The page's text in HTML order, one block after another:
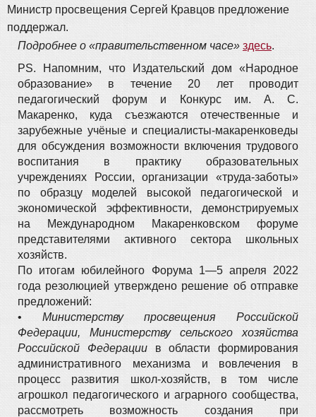
Министр просвещения Сергей Кравцов предложение
поддержал.
Подробнее о «правительственном часе» здесь.
PS. Напомним, что Издательский дом «Народное
образование» в течение 20 лет проводит
педагогический форум и Конкурс им. А. С.
Макаренко, куда съезжаются отечественные и
зарубежные учёные и специалисты-макаренковеды
для обсуждения возможности включения трудового
воспитания в практику образовательных
учреждениях России, организации «труда-заботы»
по образцу моделей высокой педагогической и
экономической эффективности, демонстрируемых
на Международном Макаренковском форуме
представителями активного сектора школьных
хозяйств.
По итогам юбилейного Форума 1—5 апреля 2022
года резолюцией утверждено решение об отправке
предложений:
• Министерству просвещения Российской
Федерации, Министерству сельского хозяйства
Российской Федерациив области формирования
административного механизма и вовлечения в
процесс развития школ-хозяйств, в том числе
агрошкол педагогического и аграрного сообщества,
рассмотреть возможность создания при